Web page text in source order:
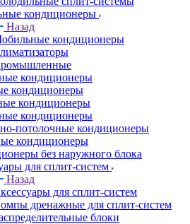
кондиционеры
Назад
кондиционеры
кондиционеры
кондиционеры
кондиционеры
кондиционеры
потолочные кондиционеры
кондиционеры
без наружного блока
для сплит-систем
Назад
для сплит-систем
дренажные для сплит-систем
блоки